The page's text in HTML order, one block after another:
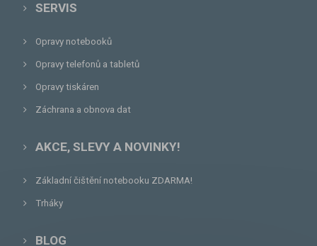
SERVIS
Opravy notebooků
Opravy telefonů a tabletů
Opravy tiskáren
Záchrana a obnova dat
AKCE, SLEVY A NOVINKY!
Základní čištění notebooku ZDARMA!
Trháky
BLOG